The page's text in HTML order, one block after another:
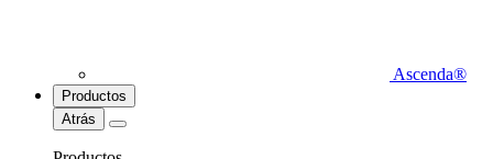
Ascenda®
Productos
Atrás